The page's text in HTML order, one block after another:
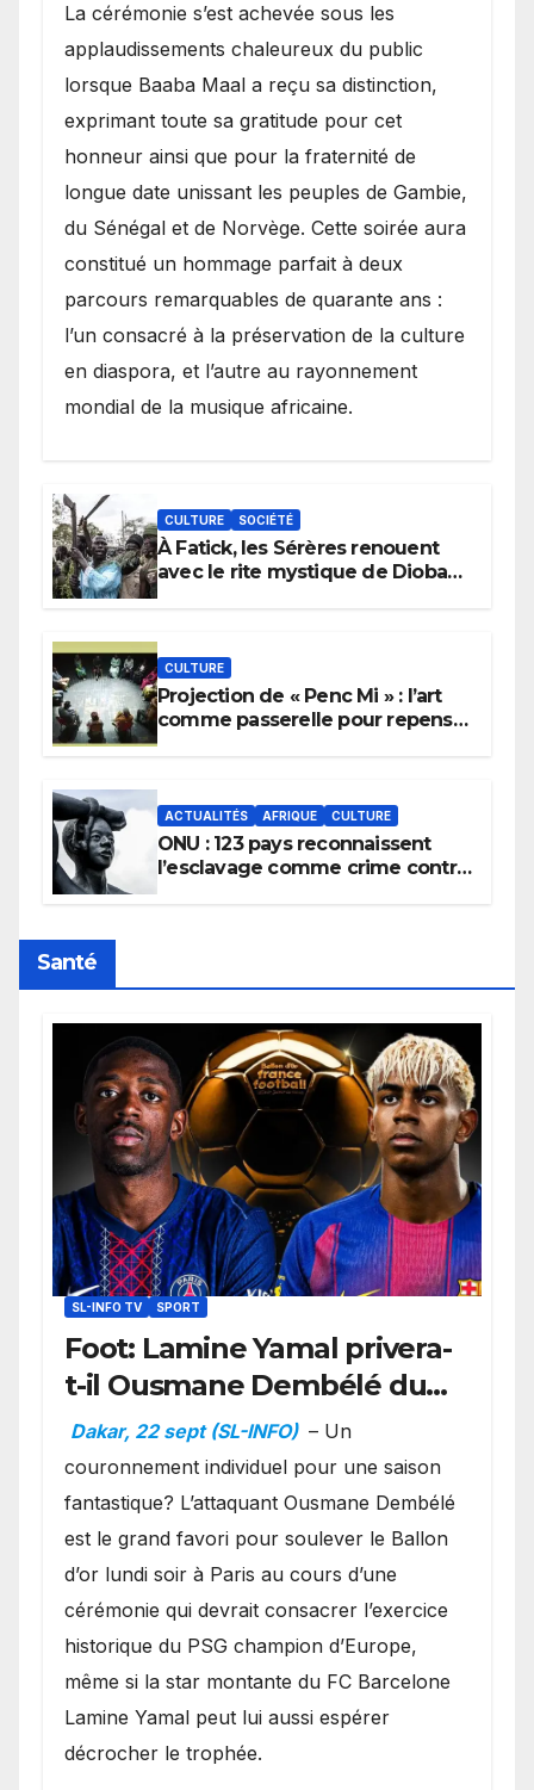
​La cérémonie s’est achevée sous les
applaudissements chaleureux du public
lorsque Baaba Maal a reçu sa distinction,
exprimant toute sa gratitude pour cet
honneur ainsi que pour la fraternité de
longue date unissant les peuples de Gambie,
du Sénégal et de Norvège. Cette soirée aura
constitué un hommage parfait à deux
parcours remarquables de quarante ans :
l’un consacré à la préservation de la culture
en diaspora, et l’autre au rayonnement
mondial de la musique africaine.
CULTURE SOCIÉTÉ
À Fatick, les Sérères renouent
avec le rite mystique de Diobaye
CULTURE
Projection de « Penc Mi » : l’art
comme passerelle pour repenser
ACTUALITÉS AFRIQUE CULTURE
ONU : 123 pays reconnaissent
l’esclavage comme crime contre
Santé
SL-INFO TV SPORT
Foot: Lamine Yamal privera-
t-il Ousmane Dembélé du
Ballon d’or ?
Dakar, 22 sept (SL-INFO) – Un
couronnement individuel pour une saison
fantastique? L’attaquant Ousmane Dembélé
est le grand favori pour soulever le Ballon
d’or lundi soir à Paris au cours d’une
cérémonie qui devrait consacrer l’exercice
historique du PSG champion d’Europe,
même si la star montante du FC Barcelone
Lamine Yamal peut lui aussi espérer
décrocher le trophée.